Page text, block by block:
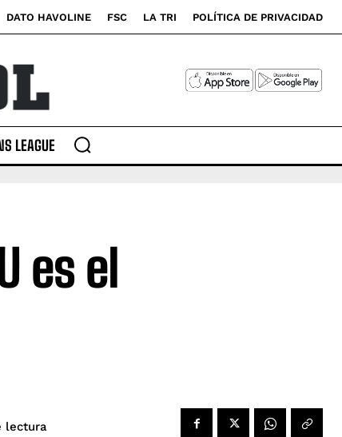
DATO HAVOLINE FSC LA TRI POLÍTICA DE PRIVACIDAD
LEAGUE
es el
lectura